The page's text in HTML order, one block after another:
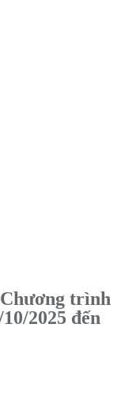
trình
2025 đến